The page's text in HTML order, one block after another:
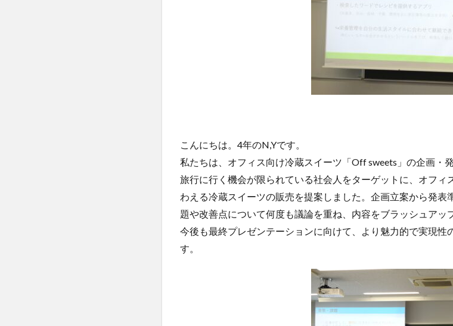
こんにちは。4年のN,Yです。
私たちは、オフィス向け冷蔵スイーツ「Off sweets」の企画・
旅行に行く機会が限られている社会人をターゲットに、オフィ
わえる冷蔵スイーツの販売を提案しました。企画立案から発表
題や改善点について何度も議論を重ね、内容をブラッシュアッ
今後も最終プレゼンテーションに向けて、より魅力的で実現性
す。